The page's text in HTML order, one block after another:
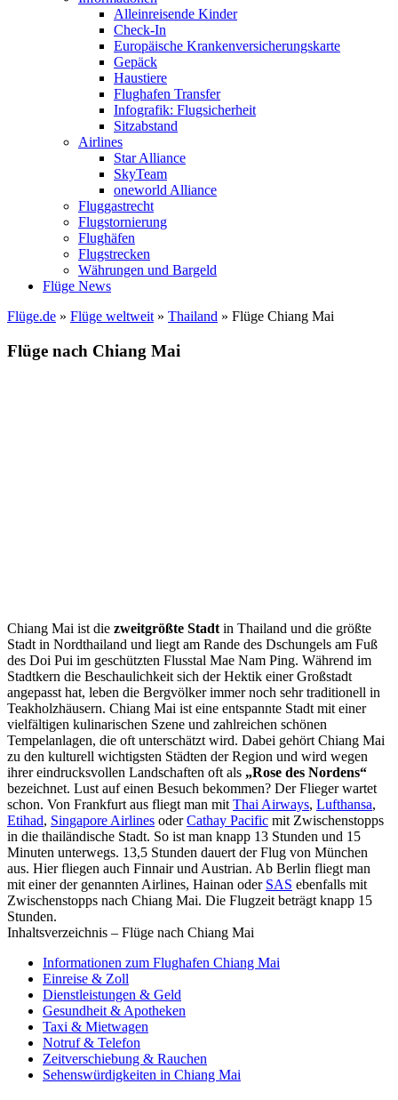
Alleinreisende Kinder
Check-In
Europäische Krankenversicherungskarte
Gepäck
Haustiere
Flughafen Transfer
Infografik: Flugsicherheit
Sitzabstand
Airlines
Star Alliance
SkyTeam
oneworld Alliance
Fluggastrecht
Flugstornierung
Flughäfen
Flugstrecken
Währungen und Bargeld
Flüge News
Flüge.de » Flüge weltweit » Thailand » Flüge Chiang Mai
Flüge nach Chiang Mai
Chiang Mai ist die zweitgrößte Stadt in Thailand und die größte
Stadt in Nordthailand und liegt am Rande des Dschungels am Fuß
des Doi Pui im geschützten Flusstal Mae Nam Ping. Während im
Stadtkern die Beschaulichkeit sich der Hektik einer Großstadt
angepasst hat, leben die Bergvölker immer noch sehr traditionell in
Teakholzhäusern. Chiang Mai ist eine entspannte Stadt mit einer
vielfältigen kulinarischen Szene und zahlreichen schönen
Tempelanlagen, die oft unterschätzt wird. Dabei gehört Chiang Mai
zu den kulturell wichtigsten Städten der Region und wird wegen
ihrer eindrucksvollen Landschaften oft als „Rose des Nordens“
bezeichnet. Lust auf einen Besuch bekommen? Der Flieger wartet
schon. Von Frankfurt aus fliegt man mit Thai Airways, Lufthansa,
Etihad, Singapore Airlines oderCathay Pacific mit Zwischenstopps
in die thailändische Stadt. So ist man knapp 13 Stunden und 15
Minuten unterwegs. 13,5 Stunden dauert der Flug von München
aus. Hier fliegen auch Finnair und Austrian. Ab Berlin fliegt man
mit einer der genannten Airlines, Hainan oder SAS ebenfalls mit
Zwischenstopps nach Chiang Mai. Die Flugzeit beträgt knapp 15
Stunden.
Inhaltsverzeichnis – Flüge nach Chiang Mai
Informationen zum Flughafen Chiang Mai
Einreise & Zoll
Dienstleistungen & Geld
Gesundheit & Apotheken
Taxi & Mietwagen
Notruf & Telefon
Zeitverschiebung & Rauchen
Sehenswürdigkeiten in Chiang Mai